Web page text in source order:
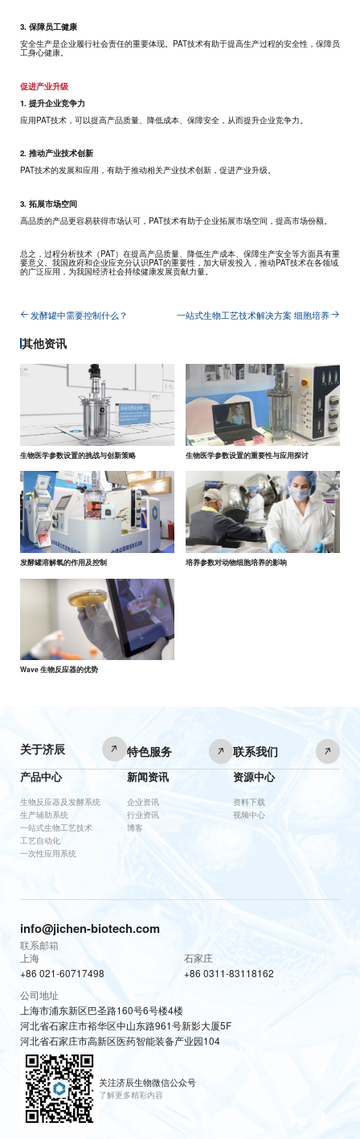
3. 保障员工健康
安全生产是企业履行社会责任的重要体现。PAT技术有助于提高生产过程的安全性，保障员
工身心健康。
促进产业升级
1. 提升企业竞争力
应用PAT技术，可以提高产品质量、降低成本、保障安全，从而提升企业竞争力。
2. 推动产业技术创新
PAT技术的发展和应用，有助于推动相关产业技术创新，促进产业升级。
3. 拓展市场空间
高品质的产品更容易获得市场认可，PAT技术有助于企业拓展市场空间，提高市场份额。
总之，过程分析技术（PAT）在提高产品质量、降低生产成本、保障生产安全等方面具有重
要意义。我国政府和企业应充分认识PAT的重要性，加大研发投入，推动PAT技术在各领域
的广泛应用，为我国经济社会持续健康发展贡献力量。
发酵罐中需要控制什么？ 一站式生物工艺技术解决方案 细胞培养
其他资讯
生物医学参数设置的挑战与创新策略 生物医学参数设置的重要性与应用探讨
发酵罐溶解氧的作用及控制 培养参数对动物细胞培养的影响
Wave 生物反应器的优势
关于济辰 特色服务
联系我们
产品中心
生物反应器及发酵系统
生产辅助系统
一站式生物工艺技术
工艺自动化
一次性应用系统
新闻资讯
企业资讯
行业资讯
博客
资源中心
资料下载
视频中心
info@jichen-biotech.com
联系邮箱
上海
+86 021-60717498
石家庄
+86 0311-83118162
公司地址
上海市浦东新区巴圣路160号6号楼4楼
河北省石家庄市裕华区中山东路961号新影大厦5F
河北省石家庄市高新区医药智能装备产业园104
关注济辰生物微信公众号
了解更多精彩内容